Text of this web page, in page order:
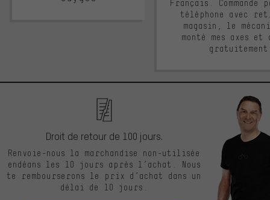
Français. Commande
téléphone avec
magasin, le
monté mes axes et
Droit de retour de 100 jours.
Renvoie-nous la marchandise non-utilisée
endéans les 10 jours après l’achat. Nous
te rembourserons le prix d’achat dans un
délai de 10 jours.